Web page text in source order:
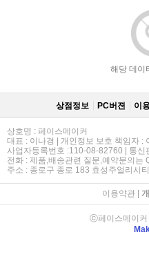
해당 데이
상점정보 PC버젼 이
상호명 : 페이스메이커
대표 : 이나경 | 개인정보 보호 책임자 :
사업자등록번호 :110-08-82760 | 통신
전화 : 제품,배송관련 질문,예약문의는
주소 : 종로구 종로 183 효성주얼리시
이용약관|
ⓒ페이스메이커